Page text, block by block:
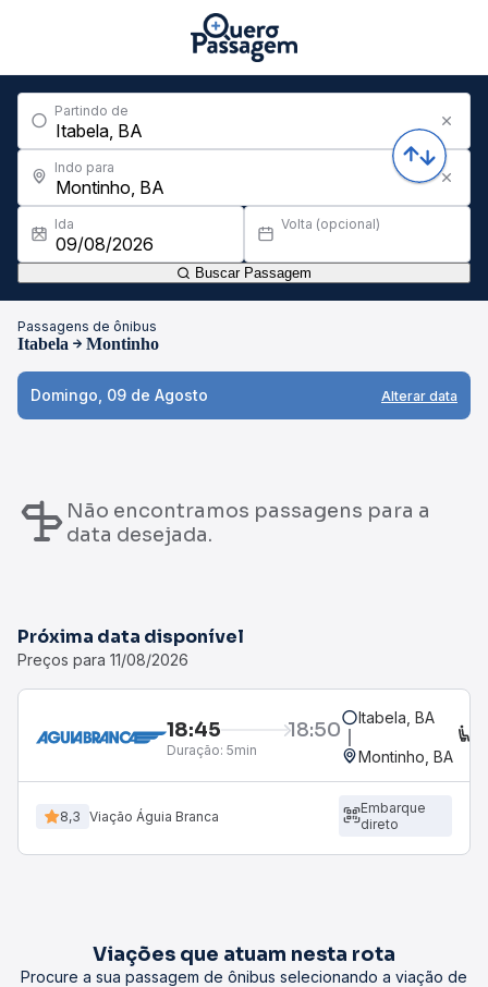
Partindo de
Indo para
Ida Volta (opcional)
Buscar Passagem
Passagens de ônibus
Itabela Montinho
Domingo, 09 de Agosto Alterar data
Não encontramos passagens para a
data desejada.
Próxima data disponível
Preços para 11/08/2026
18:45 18:50
Duração: 5min
Itabela, BA
Montinho, BA
8,3 Viação Águia Branca
Embarque
direto
Viações que atuam nesta rota
Procure a sua passagem de ônibus selecionando a viação de